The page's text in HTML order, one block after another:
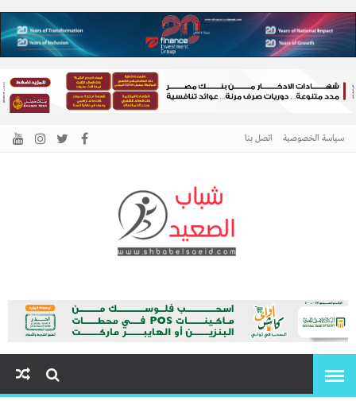
سياسة الخصوصية اتصل بنا
شباب الصعيد